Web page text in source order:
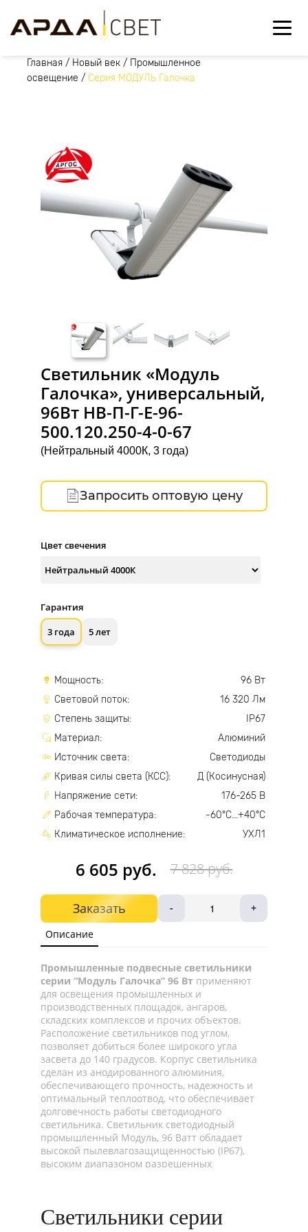
Главная / Новый век / Промышленное
освещение / Серия МОДУЛЬ Галочка
Светильник «Модуль
Галочка», универсальный,
96Вт НВ-П-Г-Е-96-
500.120.250-4-0-67
(Нейтральный 4000К, 3 года)
6 605 руб. 7 828 руб.
Заказать - +
Запросить оптовую цену
Цвет свечения
Гарантия
3 года
5 лет
Мощность:
96 Вт
Световой поток:
16 320 Лм
Степень защиты:
IP67
Материал:
Алюминий
Источник света:
Светодиоды
Кривая силы света (КСС):
Д (Косинусная)
Напряжение сети:
176-265 В
Рабочая температура:
-60°С...+40°С
Климатическое исполнение:
УХЛ1
Описание
Промышленные подвесные светильники
серии “Модуль Галочка” 96 Вт применяют
для освещения промышленных и
производственных площадок, ангаров,
складских комплексов и прочих объектов.
Расположение светильников под углом,
позволяет добиться более широкого угла
засвета до 140 градусов. Корпус светильника
сделан из анодированного алюминия,
обеспечивающего прочность, надежность и
оптимальный теплоотвод, что обеспечивает
долговечность работы светодиодного
светильника. Светильник светодиодный
промышленный Модуль, 96 Ватт обладает
высокой пылевлагозащищенностью (IP67),
высоким диапазоном разрешенных
наружнего, так и для внутреннего освещения.
Светодиодный промышленный светильник
Светильники серии